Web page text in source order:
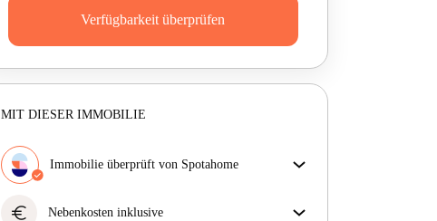
Verfügbarkeit überprüfen
MIT DIESER IMMOBILIE
Immobilie überprüft von Spotahome
sicherzustellen, dass du genau das bekommst, was du
euro Nebenkosten inklusive